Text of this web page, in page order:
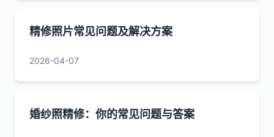
精修照片常见问题及解决方案
2026-04-07
婚纱照精修：你的常见问题与答案